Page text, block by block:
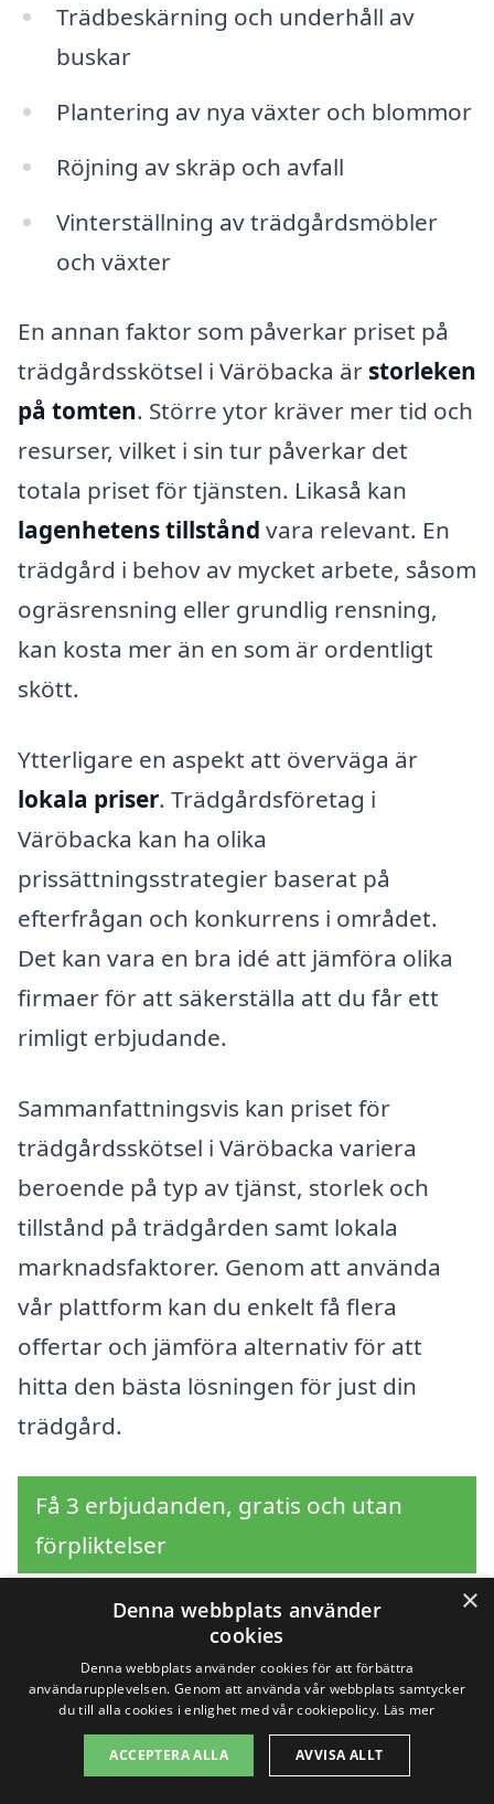
Trädbeskärning och underhåll av
buskar
Plantering av nya växter och blommor
Röjning av skräp och avfall
Vinterställning av trädgårdsmöbler
och växter
En annan faktor som påverkar priset på
trädgårdsskötsel i Väröbacka är storleken
på tomten. Större ytor kräver mer tid och
resurser, vilket i sin tur påverkar det
totala priset för tjänsten. Likaså kan
lagenhetens tillstånd vara relevant. En
trädgård i behov av mycket arbete, såsom
ogräsrensning eller grundlig rensning,
kan kosta mer än en som är ordentligt
skött.
Ytterligare en aspekt att överväga är
lokala priser. Trädgårdsföretag i
Väröbacka kan ha olika
prissättningsstrategier baserat på
efterfrågan och konkurrens i området.
Det kan vara en bra idé att jämföra olika
firmaer för att säkerställa att du får ett
rimligt erbjudande.
Sammanfattningsvis kan priset för
trädgårdsskötsel i Väröbacka variera
beroende på typ av tjänst, storlek och
tillstånd på trädgården samt lokala
marknadsfaktorer. Genom att använda
vår plattform kan du enkelt få flera
offertar och jämföra alternativ för att
hitta den bästa lösningen för just din
trädgård.
Få 3 erbjudanden, gratis och utan
förpliktelser
Sök efter en
professionell för
trädgårdsskötsel i
×
Denna webbplats använder
cookies
Denna webbplats använder cookies för att förbättra
användarupplevelsen. Genom att använda vår webbplats samtycker
du till alla cookies i enlighet med vår cookiepolicy. Läs mer
ACCEPTERA ALLA AVVISA ALLT